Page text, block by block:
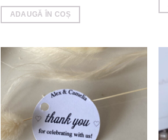
ADAUGĂ ÎN COȘ
wishlist